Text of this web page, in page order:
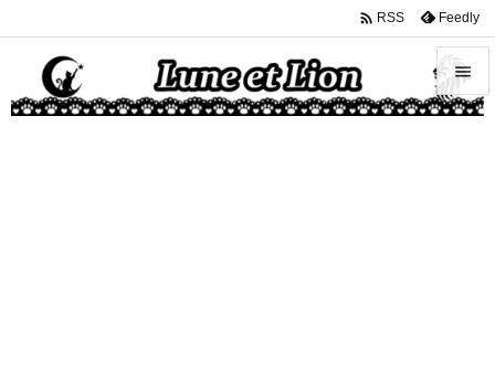


 RSS Feedly